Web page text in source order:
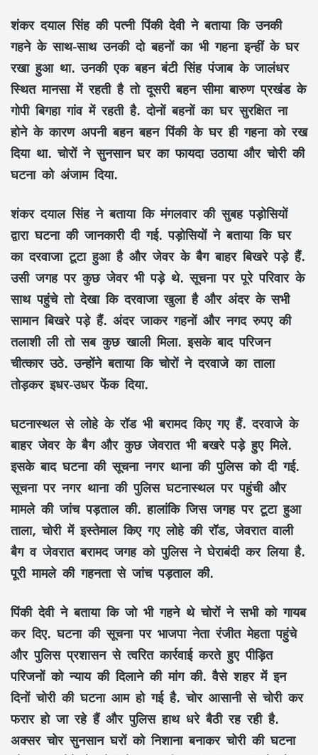
शंकर दयाल सिंह की पत्नी पिंकी देवी ने बताया कि उनकी
गहने के साथ-साथ उनकी दो बहनों का भी गहना इन्हीं के घर
रखा हुआ था. उनकी एक बहन बंटी सिंह पंजाब के जालंधर
स्थित मानसा में रहती है तो दूसरी बहन सीमा बारुण प्रखंड के
गोपी बिगहा गांव में रहती है. दोनों बहनों का घर सुरक्षित ना
होने के कारण अपनी बहन बहन पिंकी के घर ही गहना को रख
दिया था. चोरों ने सुनसान घर का फायदा उठाया और चोरी की
घटना को अंजाम दिया.
शंकर दयाल सिंह ने बताया कि मंगलवार की सुबह पड़ोसियों
द्वारा घटना की जानकारी दी गई. पड़ोसियों ने बताया कि घर
का दरवाजा टूटा हुआ है और जेवर के बैग बाहर बिखरे पड़े हैं.
उसी जगह पर कुछ जेवर भी पड़े थे. सूचना पर पूरे परिवार के
साथ पहुंचे तो देखा कि दरवाजा खुला है और अंदर के सभी
सामान बिखरे पड़े हैं. अंदर जाकर गहनों और नगद रुपए की
तलाशी ली तो सब कुछ खाली मिला. इसके बाद परिजन
चीत्कार उठे. उन्होंने बताया कि चोरों ने दरवाजे का ताला
तोड़कर इधर-उधर फेंक दिया.
घटनास्थल से लोहे के रॉड भी बरामद किए गए हैं. दरवाजे के
बाहर जेवर के बैग और कुछ जेवरात भी बखरे पड़े हुए मिले.
इसके बाद घटना की सूचना नगर थाना की पुलिस को दी गई.
सूचना पर नगर थाना की पुलिस घटनास्थल पर पहुंची और
मामले की जांच पड़ताल की. हालांकि जिस जगह पर टूटा हुआ
ताला, चोरी में इस्तेमाल किए गए लोहे की रॉड, जेवरात वाली
बैग व जेवरात बरामद जगह को पुलिस ने घेराबंदी कर लिया है.
पूरी मामले की गहनता से जांच पड़ताल की.
पिंकी देवी ने बताया कि जो भी गहने थे चोरों ने सभी को गायब
कर दिए. घटना की सूचना पर भाजपा नेता रंजीत मेहता पहुंचे
और पुलिस प्रशासन से त्वरित कार्रवाई करते हुए पीड़ित
परिजनों को न्याय की दिलाने की मांग की. वैसे शहर में इन
दिनों चोरी की घटना आम हो गई है. चोर आसानी से चोरी कर
फरार हो जा रहे हैं और पुलिस हाथ धरे बैठी रह रही है.
अक्सर चोर सुनसान घरों को निशाना बनाकर चोरी की घटना